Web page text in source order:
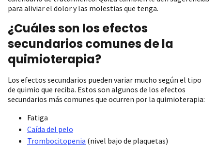
para aliviar el dolor y las molestias que tenga.
¿Cuáles son los efectos
secundarios comunes de la
quimioterapia?
Los efectos secundarios pueden variar mucho según el tipo
de quimio que reciba. Estos son algunos de los efectos
secundarios más comunes que ocurren por la quimioterapia:
Fatiga
Caída del pelo
Trombocitopenia (nivel bajo de plaquetas)